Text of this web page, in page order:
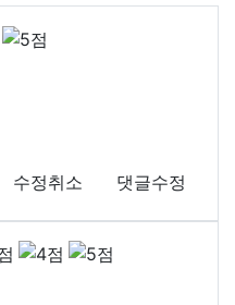
수정취소 댓글수정